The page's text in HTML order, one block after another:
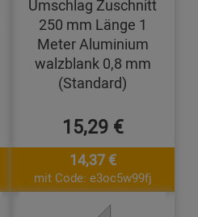
Umschlag Zuschnitt
250 mm Länge 1
Meter Aluminium
walzblank 0,8 mm
(Standard)
15,29 €
14,37 €
mit Code: e3oc5w99fj